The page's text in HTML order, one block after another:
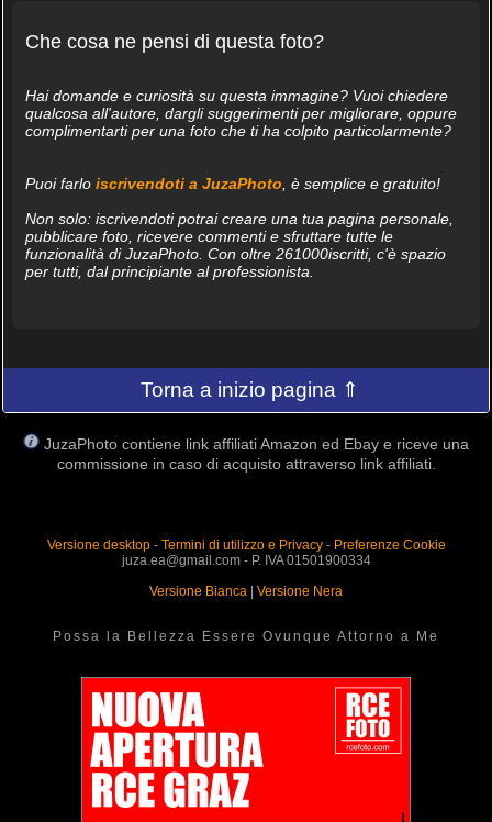
Che cosa ne pensi di questa foto?
Hai domande e curiosità su questa immagine? Vuoi chiedere
qualcosa all'autore, dargli suggerimenti per migliorare, oppure
complimentarti per una foto che ti ha colpito particolarmente?
Puoi farlo iscrivendoti a JuzaPhoto, è semplice e gratuito!
Non solo: iscrivendoti potrai creare una tua pagina personale,
pubblicare foto, ricevere commenti e sfruttare tutte le
funzionalità di JuzaPhoto. Con oltre 261000iscritti, c'è spazio
per tutti, dal principiante al professionista.
Torna a inizio pagina ⇑
JuzaPhoto contiene link affiliati Amazon ed Ebay e riceve una
commissione in caso di acquisto attraverso link affiliati.
Versione desktop- Termini di utilizzo e Privacy- Preferenze Cookie
juza.ea@gmail.com - P. IVA 01501900334
Versione Bianca | Versione Nera
Possa la Bellezza Essere Ovunque Attorno a Me